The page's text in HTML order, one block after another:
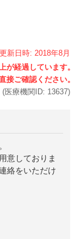
新日時: 2018年8月
(医療機関ID: 13637)
意しておりま
絡をいただけ